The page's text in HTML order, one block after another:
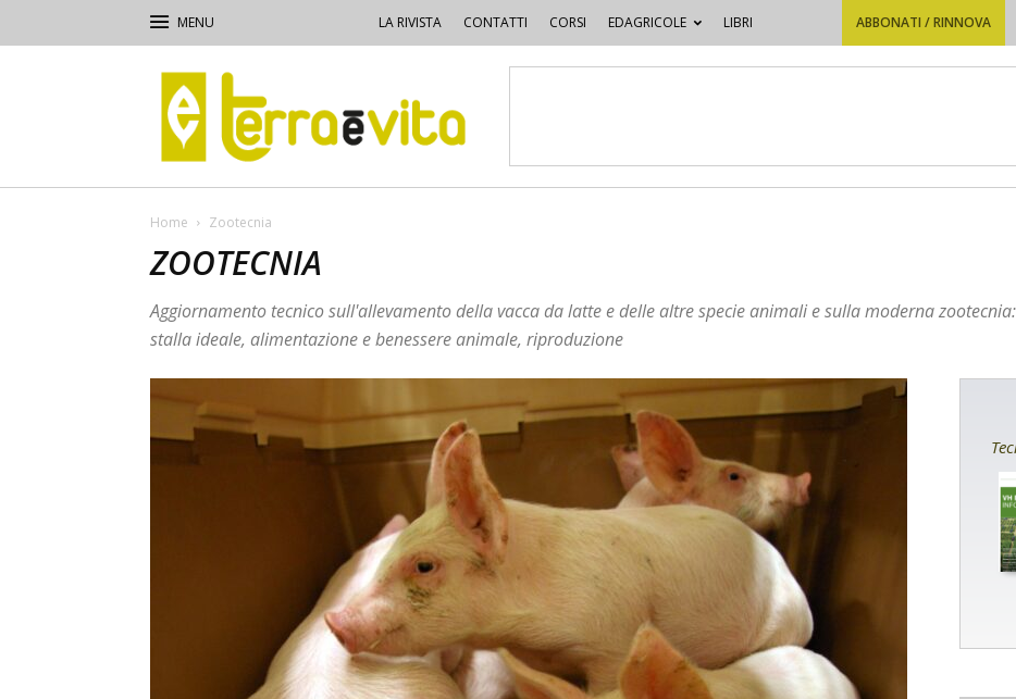
LA RIVISTA CONTATTI CORSI EDAGRICOLE LIBRI ABBONATI / RINNOVA
Terra
e
Vita
Home Zootecnia
ZOOTECNIA
Aggiornamento tecnico sull'allevamento della vacca da latte e delle altre specie animali e sulla moderna
stalla ideale, alimentazione e benessere animale, riproduzione